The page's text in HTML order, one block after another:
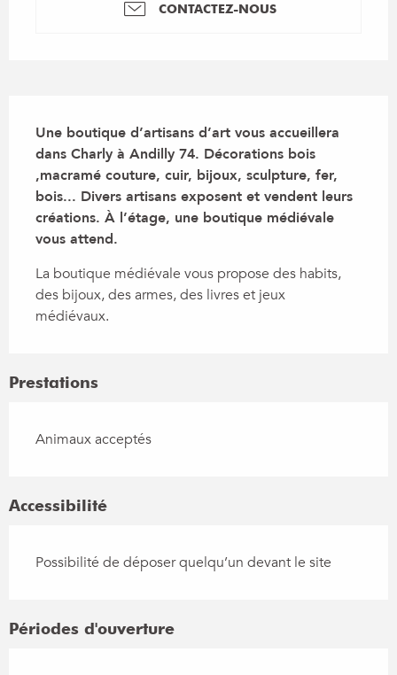
CONTACTEZ-NOUS
Une boutique d’artisans d’art vous accueillera
dans Charly à Andilly 74. Décorations bois
,macramé couture, cuir, bijoux, sculpture, fer,
bois... Divers artisans exposent et vendent leurs
créations. À l’étage, une boutique médiévale
vous attend.
La boutique médiévale vous propose des habits,
des bijoux, des armes, des livres et jeux
médiévaux.
Prestations
Animaux acceptés
Accessibilité
Possibilité de déposer quelqu’un devant le site
Périodes d'ouverture